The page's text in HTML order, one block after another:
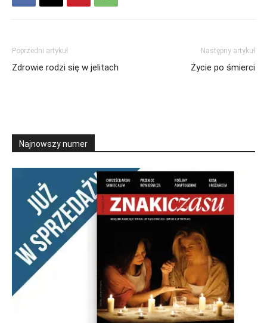
Poprzedni artykuł
Zdrowie rodzi się w jelitach
Następny artykuł
Życie po śmierci
Najnowszy numer